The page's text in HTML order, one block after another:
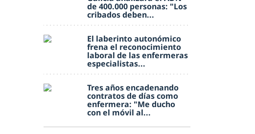
de 400.000 personas: "Los
cribados deben...
El laberinto autonómico
frena el reconocimiento
laboral de las enfermeras
especialistas...
Tres años encadenando
contratos de días como
enfermera: "Me ducho
con el móvil al...